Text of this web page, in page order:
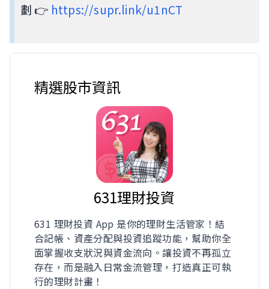
劃 👉 https://supr.link/u1nCT
精選股市資訊
631理財投資
631 理財投資 App 是你的理財生活管家！結
合記帳、資產分配與投資追蹤功能，幫助你全
面掌握收支狀況與資金流向。讓投資不再孤立
存在，而是融入日常金流管理，打造真正可執
行的理財計畫！